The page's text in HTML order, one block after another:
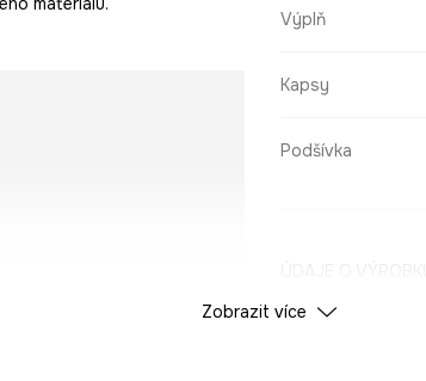
Výplň
Kapsy
Podšívka
Zobrazit více